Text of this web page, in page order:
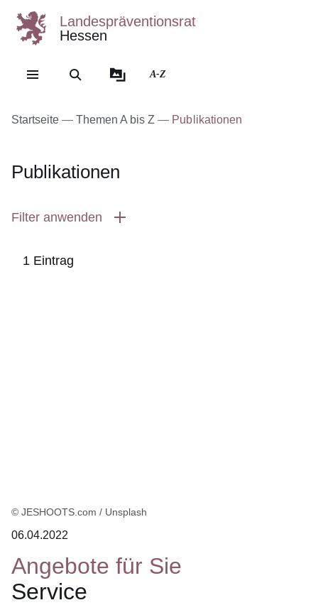
Landespräventionsrat
Hessen
A-Z
Startseite Themen A bis Z Publikationen
Publikationen
Filter anwenden
1 Eintrag
© JESHOOTS.com / Unsplash
06.04.2022
Angebote für Sie
Service